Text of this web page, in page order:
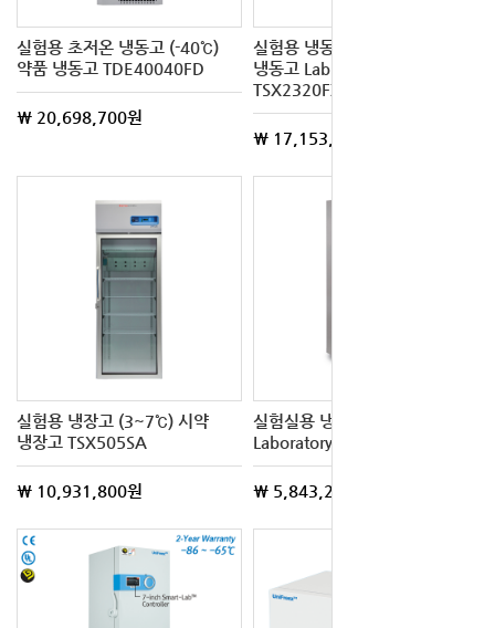
실험용 초저온 냉동고 (-40℃)
약품 냉동고 TDE40040FD
\ 20,698,700원
실험용 냉동고 (-35~-15℃) 시약
냉동고 Lab Freezer
TSX2320FZ
\ 17,153,400원
실험용 냉장고 (3~7℃) 시약
냉장고 TSX505SA
\ 10,931,800원
실험실용 냉장고 / 시약 냉장고
Laboratory Refrigerator
\ 5,843,200원